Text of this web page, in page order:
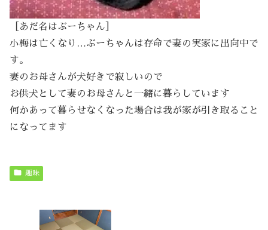
［あだ名はぶーちゃん］
小梅は亡くなり…ぶーちゃんは存命で妻の実家に出向中で
す。
妻のお母さんが犬好きで寂しいので
お供犬として妻のお母さんと一緒に暮らしています
何かあって暮らせなくなった場合は我が家が引き取ること
になってます
趣味